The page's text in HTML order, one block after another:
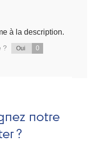
à la description.
? Oui 0
notre
?